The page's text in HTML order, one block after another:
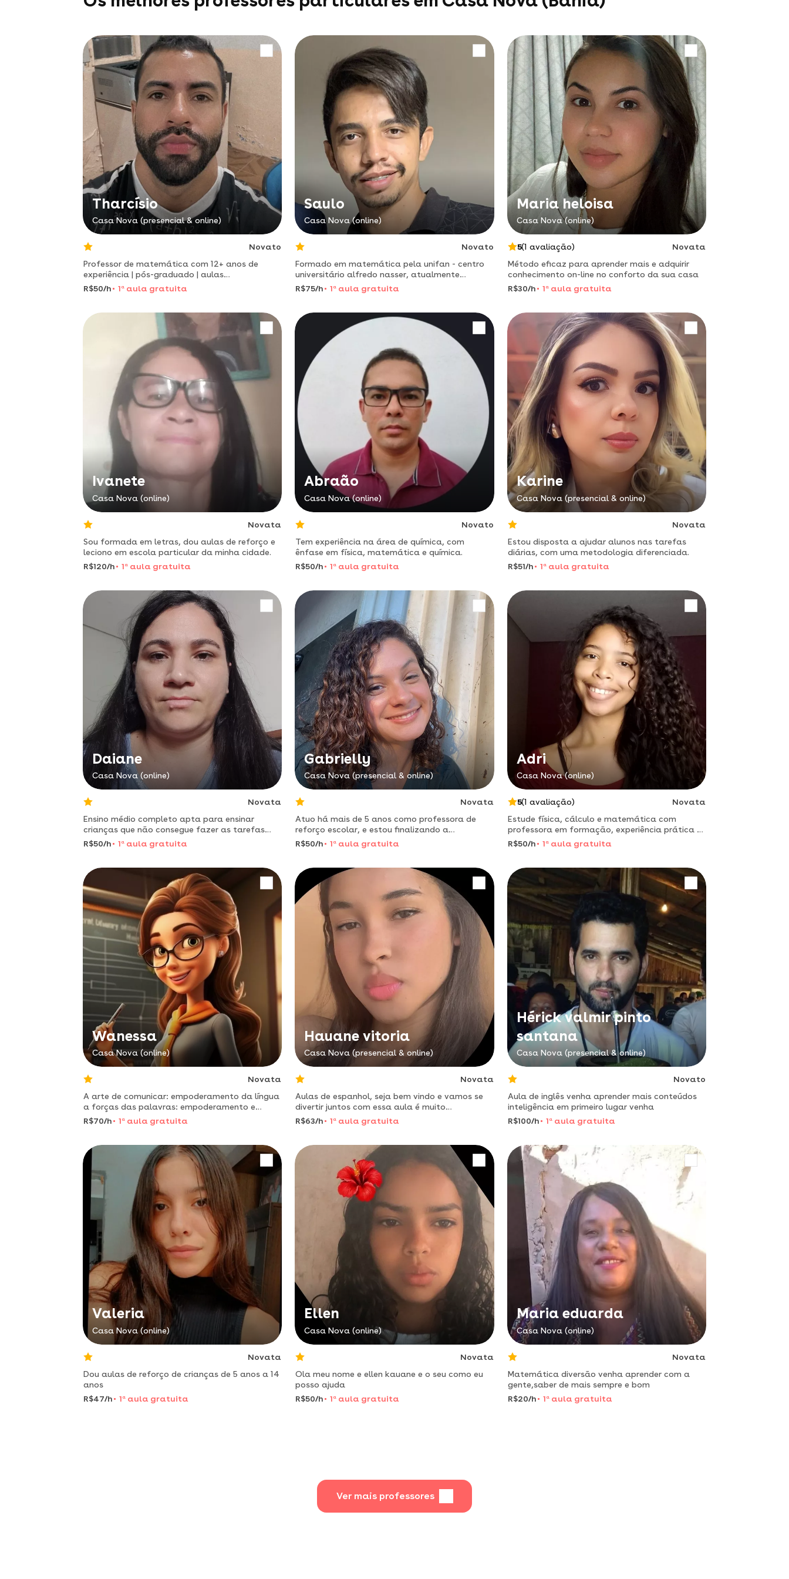
Tharcísio
Casa Nova (presencial & online)
Novato
Professor de matemática com 12+ anos de
experiência | pós-graduado | aulas
personalizadas para todos os níveis.
R$50/h 1 a aula gratuita
Saulo
Casa Nova (online)
Novato
Formado em matemática pela unifan - centro
universitário alfredo nasser, atualmente
cursando engenharia agrônoma
R$75/h 1 a aula gratuita
Maria heloisa
Casa Nova (online)
5(1 avaliação)
Novata
Método eficaz para aprender mais e adquirir
conhecimento on-line no conforto da sua casa
R$30/h
1 aaula gratuita
Ivanete
Casa Nova (online)
Novata
Sou formada em letras, dou aulas de reforço e
leciono em escola particular da minha cidade.
R$120/h
1 a aula gratuita
Abraão
Casa Nova (online)
Novato
Tem experiência na área de química, com
ênfase em física, matemática e química.
R$50/h
1 a aula gratuita
Karine
Casa Nova (presencial & online)
Novata
Estou disposta a ajudar alunos nas tarefas
diárias, com uma metodologia diferenciada.
R$51/h
1 aaula gratuita
Daiane
Casa Nova (online)
Novata
Ensino médio completo apta para ensinar
crianças que não consegue fazer as tarefas
sozinha
R$50/h 1 a aula gratuita
Gabrielly
Casa Nova (presencial & online)
Novata
Atuo há mais de 5 anos como professora de
reforço escolar, e estou finalizando a
faculdade de pedagogia (6º período)
R$50/h 1 a aula gratuita
Adri
Casa Nova (online)
5(1 avaliação)
Novata
Estude física, cálculo e matemática com
professora em formação, experiência prática e
didática comprovada.
R$50/h 1 aaula gratuita
Wanessa
Casa Nova (online)
Novata
A arte de comunicar: empoderamento da língua
a forças das palavras: empoderamento e
conclusão
R$70/h 1 a aula gratuita
Hauane vitoria
Casa Nova (presencial & online)
Novata
Aulas de espanhol, seja bem vindo e vamos se
divertir juntos com essa aula é muito
importante
R$63/h 1 a aula gratuita
Hérick valmir pinto
santana
Casa Nova (presencial & online)
Novato
Aula de inglês venha aprender mais conteúdos
inteligência em primeiro lugar venha
R$100/h
1 aaula gratuita
Valeria
Casa Nova (online)
Novata
Dou aulas de reforço de crianças de 5 anos a 14
anos
R$47/h
1 a aula gratuita
Ellen
Casa Nova (online)
Novata
Ola meu nome e ellen kauane e o seu como eu
posso ajuda
R$50/h
1 a aula gratuita
Maria eduarda
Casa Nova (online)
Novata
Matemática diversão venha aprender com a
gente,saber de mais sempre e bom
R$20/h
1 aaula gratuita
Ver mais professores